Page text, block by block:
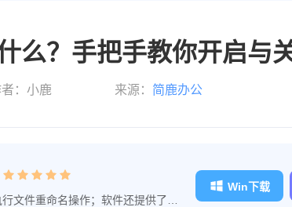
？手把手教你开启与
：小鹿 来源： 简鹿办公
文件重命名操作；软件还提供了文
Win下载